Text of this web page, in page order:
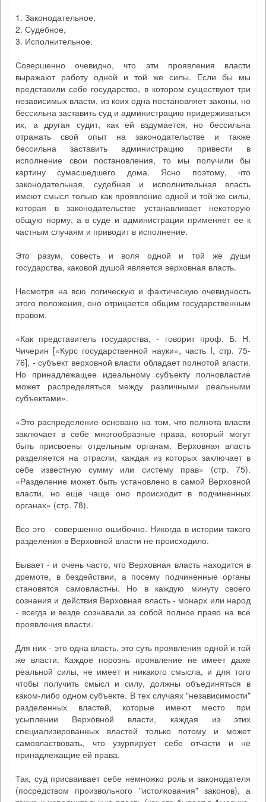
1. Законодательное,
2. Судебное,
3. Исполнительное.
Совершенно очевидно, что эти проявления власти
выражают работу одной и той же силы. Если бы мы
представили себе государство, в котором существуют три
независимых власти, из коих одна постановляет законы, но
бессильна заставить суд и администрацию придерживаться
их, а другая судит, как ей вздумается, но бессильна
отражать свой опыт на законодательстве и также
бессильна заставить администрацию привести в
исполнение свои постановления, то мы получили бы
картину сумасшедшего дома. Ясно поэтому, что
законодательная, судебная и исполнительная власть
имеют смысл только как проявление одной и той же силы,
которая в законодательстве устанавливает некоторую
общую норму, а в суде и администрации применяет ее к
частным случаям и приводит в исполнение.
Это разум, совесть и воля одной и той же души
государства, каковой душой является верховная власть.
Несмотря на всю логическую и фактическую очевидность
этого положения, оно отрицается общим государственным
правом.
«Как представитель государства, - говорит проф. Б. Н.
Чичерин [«Курс государственной науки», часть I, стр. 75-
76], - субъект верховной власти обладает полнотой власти.
Но принадлежащее идеальному субъекту полновластие
может распределяться между различными реальными
субъектами».
«Это распределение основано на том, что полнота власти
заключает в себе многообразные права, который могут
быть присвоены отдельным органам. Верховная власть
разделяется на отрасли, каждая из которых заключает в
себе известную сумму или систему прав» (стр. 75).
«Разделение может быть установлено в самой Верховной
власти, но еще чаще оно происходит в подчиненных
органах» (стр. 78).
Все это - совершенно ошибочно. Никогда в истории такого
разделения в Верховной власти не происходило.
Бывает - и очень часто, что Верховная власть находится в
дремоте, в бездействии, а посему подчиненные органы
становятся самовластны. Но в каждую минуту своего
сознания и действия Верховная власть - монарх или народ
- всегда и везде сознавали за собой полное право на все
проявления власти.
Для них - это одна власть, это суть проявления одной и той
же власти. Каждое порознь проявление не имеет даже
реальной силы, не имеет и никакого смысла, и для того
чтобы получить смысл и силу, должны объединяться в
каком-либо одном субъекте. В тех случаях "независимости"
разделенных властей, которые имеют место при
усыплении Верховной власти, каждая из этих
специализированных властей только потому и может
самовластвовать, что узурпирует себе отчасти и не
принадлежащие ей права.
Так, суд присваивает себе немножко роль и законодателя
(посредством произвольного "истолкования" законов), а